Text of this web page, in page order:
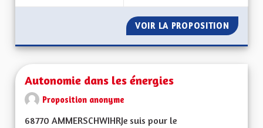
VOIR LA PROPOSITION POUR
Autonomie dans les énergies
Proposition anonyme
68770 AMMERSCHWIHRJe suis pour le